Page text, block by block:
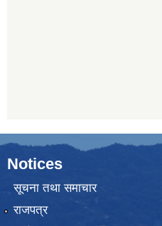
Notices
सूचना तथा समाचार
राजपत्र